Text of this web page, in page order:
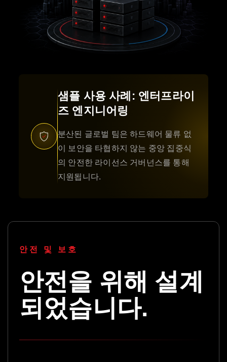
샘플 사용 사례: 엔터프라이
즈 엔지니어링
분산된 글로벌 팀은 하드웨어 물류 없
이 보안을 타협하지 않는 중앙 집중식
의 안전한 라이선스 거버넌스를 통해
지원됩니다.
안전 및 보호
안전을 위해 설계
되었습니다.